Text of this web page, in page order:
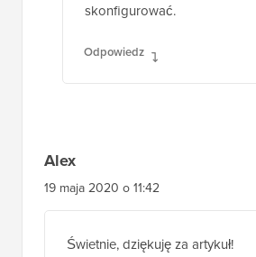
skonfigurować.
Odpowiedz
Alex
19 maja 2020 o 11:42
Świetnie, dziękuję za artykuł!